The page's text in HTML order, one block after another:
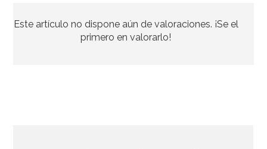
4,95€
Este artículo no dispone aún de valoraciones. ¡Se el
primero en valorarlo!